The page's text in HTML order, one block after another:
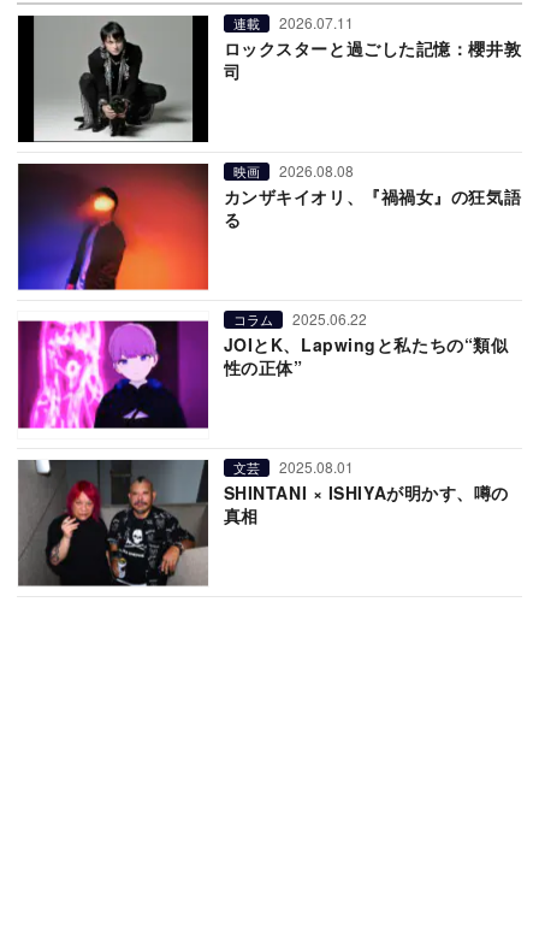
連載 2026.07.11
ロックスターと過ごした記憶：櫻井敦
司
映画 2026.08.08
カンザキイオリ、『禍禍女』の狂気語
る
コラム 2025.06.22
JOIとK、Lapwingと私たちの“類似
性の正体”
文芸 2025.08.01
SHINTANI × ISHIYAが明かす、噂の
真相